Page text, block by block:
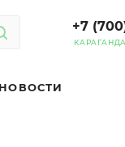
+7
НОВОСТИ